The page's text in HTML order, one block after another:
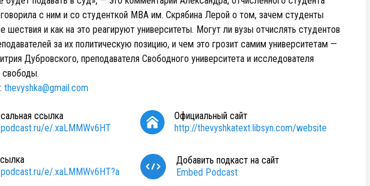
с ним и со студенткой МВА им. Скрябина Лерой о том, зачем студенты
шествия и как на это реагируют университеты. Могут ли вузы отчислять студентов
за их политическую позицию, и чем это грозит самим университетам —
Дубровского, преподавателя Свободного университета и исследователя
свободы.
thevyshka@gmail.com
ссылка
e/.xaLMMWv6HT
Официальный сайт
http://thevyshkatext.libsyn.com/website
e/.xaLMMWv6HT?a
Добавить подкаст на сайт
Embed Podcast